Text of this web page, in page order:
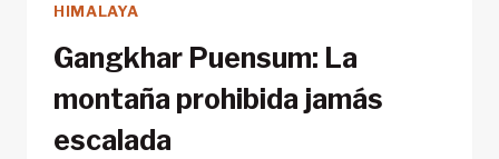
HIMALAYA
Gangkhar Puensum: La
montaña prohibida jamás
escalada